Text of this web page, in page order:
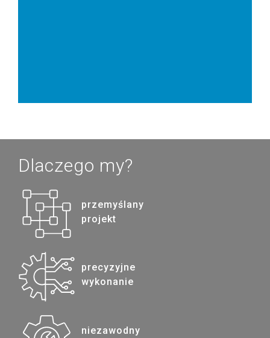
Dlaczego my?
przemyślany
projekt
precyzyjne
wykonanie
niezawodny